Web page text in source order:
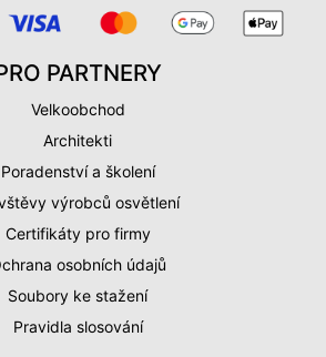
PARTNERY
Velkoobchod
Architekti
Poradenství a školení
výrobců osvětlení
Certifikáty pro firmy
osobních údajů
Soubory ke stažení
Pravidla slosování